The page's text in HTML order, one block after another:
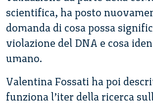
scientifica, ha posto
domanda di cosa possa
violazione del DNA e cosa
umano.
Valentina Fossati ha poi
funziona l’iter della ricerca